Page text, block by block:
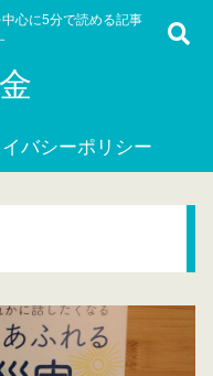
心に5分で読める記事
バシーポリシー